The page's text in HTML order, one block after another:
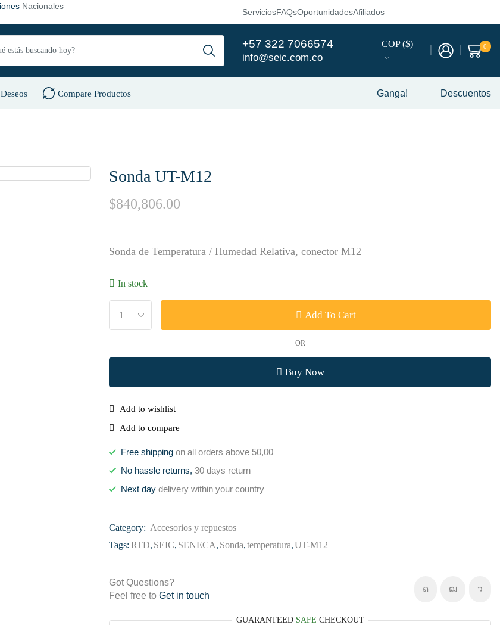
Nacionales
ServiciosFAQsOportunidadesAfiliados
+57 322 7066574
info@seic.com.co
COP ($) 0
Compare Productos Ganga! Descuentos
Sonda UT-M12
$840,806.00
Sonda de Temperatura / Humedad Relativa, conector M12
In stock
Add To Cart
OR
Buy Now
Add to wishlist
Add to compare
Free shipping on all orders above 50,00
No hassle returns, 30 days return
Next day delivery within your country
Category: Accesorios y repuestos
Tags: RTD, SEIC, SENECA, Sonda,temperatura,UT-M12
Got Questions?
Feel free to Get in touch
GUARANTEED SAFE CHECKOUT